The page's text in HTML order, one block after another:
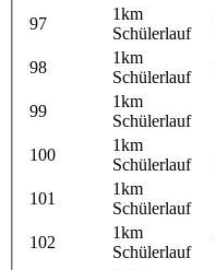
97
1km
Schülerlauf
98
1km
Schülerlauf
99
1km
Schülerlauf
100
1km
Schülerlauf
101
1km
Schülerlauf
102
1km
Schülerlauf